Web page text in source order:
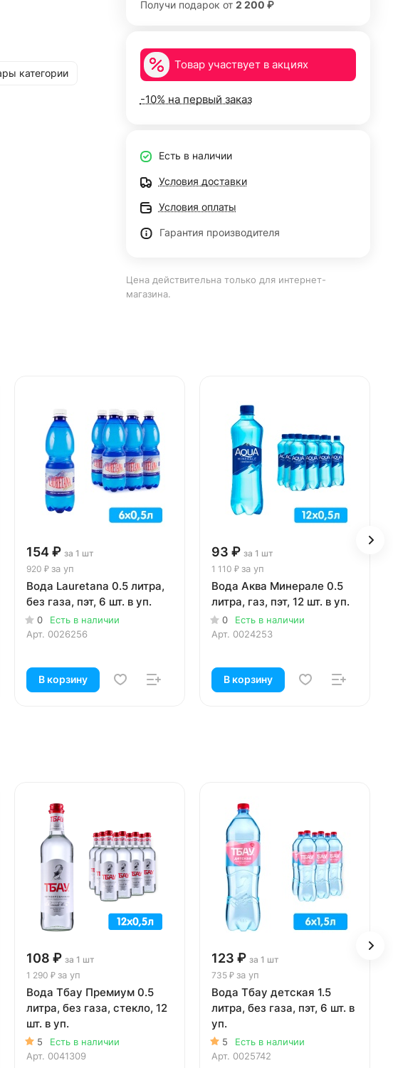
категории
Получи подарок от 2 200 ₽
Товар участвует в акциях
-10% на первый заказ
Есть в наличии
Условия доставки
Условия оплаты
Гарантия производителя
Цена действительна только для интернет-
магазина.
154 ₽ за 1 шт
920 ₽ за уп
Вода Lauretana 0.5 литра,
без газа, пэт, 6 шт. в уп.
0
Есть в наличии
Арт. 0026256
В корзину
93 ₽ за 1 шт
1 110 ₽ за уп
Вода Аква Минерале 0.5
литра, газ, пэт, 12 шт. в уп.
0
Есть в наличии
Арт. 0024253
В корзину
108 ₽ за 1 шт
1 290 ₽ за уп
Вода Тбау Премиум 0.5
литра, без газа, стекло, 12
шт. в уп.
5
Есть в наличии
Арт. 0041309
123 ₽ за 1 шт
735 ₽ за уп
Вода Тбау детская 1.5
литра, без газа, пэт, 6 шт. в
уп.
5
Есть в наличии
Арт. 0025742